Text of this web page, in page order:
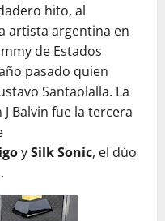
hito, al
artista argentina en
de Estados
pasado quien
Santaolalla. La
Balvin fue la tercera
ySilk Sonic, el dúo
.